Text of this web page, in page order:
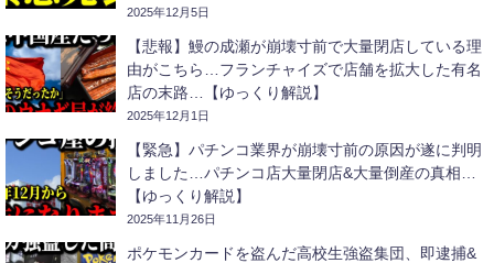
2025年12月5日
【悲報】鰻の成瀬が崩壊寸前で大量閉店している理
由がこちら…フランチャイズで店舗を拡大した有名
店の末路…【ゆっくり解説】
2025年12月1日
【緊急】パチンコ業界が崩壊寸前の原因が遂に判明
しました…パチンコ店大量閉店&大量倒産の真相…
【ゆっくり解説】
2025年11月26日
ポケモンカードを盗んだ高校生強盗集団、即逮捕&